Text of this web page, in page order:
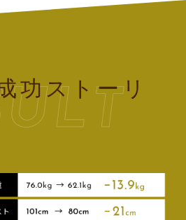
功ストーリ